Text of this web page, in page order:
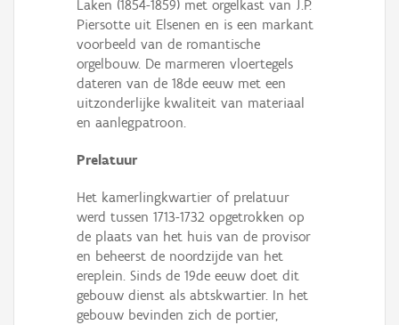
Laken (1854-1859) met orgelkast van J.P.
Piersotte uit Elsenen en is een markant
voorbeeld van de romantische
orgelbouw. De marmeren vloertegels
dateren van de 18de eeuw met een
uitzonderlijke kwaliteit van materiaal
en aanlegpatroon.
Prelatuur
Het kamerlingkwartier of prelatuur
werd tussen 1713-1732 opgetrokken op
de plaats van het huis van de provisor
en beheerst de noordzijde van het
ereplein. Sinds de 19de eeuw doet dit
gebouw dienst als abtskwartier. In het
gebouw bevinden zich de portier,